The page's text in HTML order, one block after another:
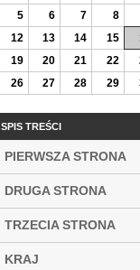
5
6 7 8
12
13 14 15
19
20 21 22
26
27 28 29
SPIS TREŚCI
PIERWSZA STRONA
DRUGA STRONA
TRZECIA STRONA
KRAJ